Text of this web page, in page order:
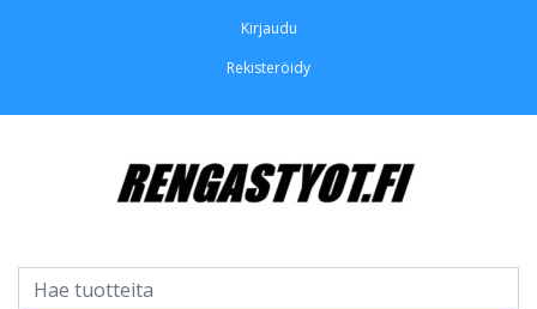
Kirjaudu
Rekisteröidy